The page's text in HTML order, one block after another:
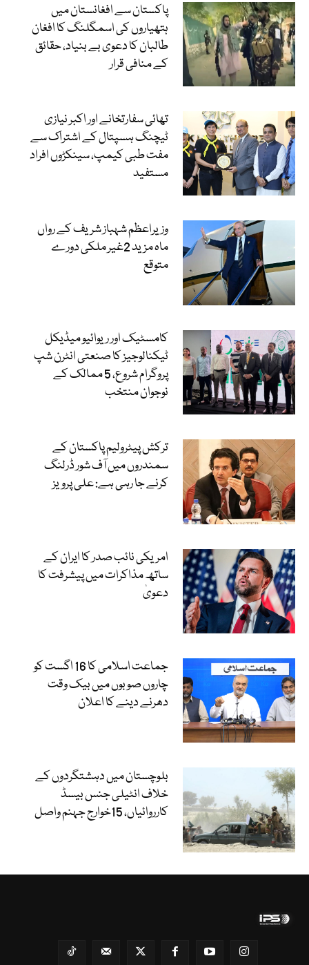
پاکستان سے افغانستان میں
ہتھیاروں کی اسمگلنگ کا افغان
طالبان کا دعوی بے بنیاد، حقائق
کے منافی قرار
تھائی سفارتخانے اور اکبر نیازی
ٹیچنگ ہسپتال کے اشتراک سے
مفت طبی کیمپ، سینکڑوں افراد
مستفید
وزیراعظم شہباز شریف کے رواں
ماہ مزید 2غیر ملکی دورے
متوقع
کامسٹیک اور ریوائیو میڈیکل
ٹیکنالوجیز کا صنعتی انٹرن شپ
پروگرام شروع، 5 ممالک کے
نوجوان منتخب
ترکش پیٹرولیم پاکستان کے
سمندروں میں آف شور ڈرلنگ
کرنے جا رہی ہے: علی پرویز
امریکی نائب صدر کا ایران کے
ساتھ مذاکرات میں پیشرفت کا
دعویٰ
جماعت اسلامی کا 16 اگست کو
چاروں صوبوں میں بیک وقت
دھرنے دینے کا اعلان
بلوچستان میں دہشتگردوں کے
خلاف انٹیلی جنس بیسڈ
کارروائیاں، 15خوارج جہنم واصل